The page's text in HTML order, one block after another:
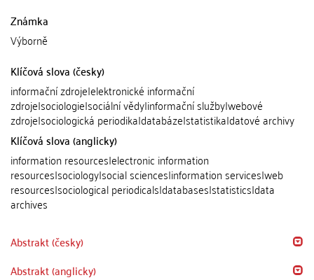
Známka
Výborně
Klíčová slova (česky)
informační zdroje|elektronické informační
zdroje|sociologie|sociální vědy|informační služby|webové
zdroje|sociologická periodika|databáze|statistika|datové archivy
Klíčová slova (anglicky)
information resources|electronic information
resources|sociology|social sciences|information services|web
resources|sociological periodicals|databases|statistics|data
archives
Abstrakt (česky)
Abstrakt (anglicky)